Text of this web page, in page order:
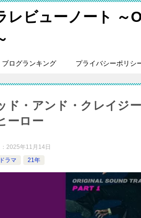
レビューノート ～
ブログランキング プライバシーポリシ
ド・アンド・クレイジ
ーロー
2025年11月14日
ラマ
21年